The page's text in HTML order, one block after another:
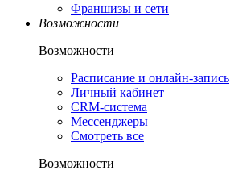
Франшизы и сети
Возможности
Возможности
Расписание и онлайн-запись
Личный кабинет
CRM-система
Мессенджеры
Смотреть все
Возможности